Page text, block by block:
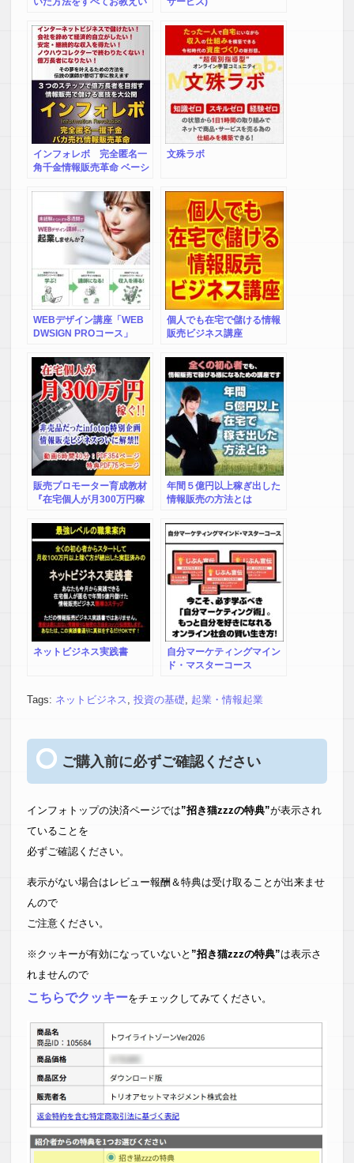
付き。売れる販売者育成マ
ニュアル
インフォレボ 完全匿名一
角千金情報販売革命 ベーシ
文殊ラボ
WEBデザイン講座「WEB
DWSIGN PROコース」
個人でも在宅で儲ける情報
販売ビジネス講座
販売プロモーター育成教材
『在宅個人が月300万円稼
で稼ぐ元infotop特別企画の
極秘非売品商材がついに解
禁！他人のコンテンツを再
プロモートして共同販売し
ます。販売利益率は50％
～！自分の教材が無くても
infotopで稼ぐことが可能な
特殊ビジネスです！
年間５億円以上稼ぎ出した
情報販売の方法とは
ネットビジネス実践書
自分マーケティングマイン
ド・マスターコース
Tags: ネットビジネス, 投資の基礎, 起業・情報起業
ご購入前に必ずご確認ください
インフォトップの決済ページでは”招き猫zzzの特典”が表示され
ていることを
必ずご確認ください。
表示がない場合はレビュー報酬＆特典は受け取ることが出来ませ
んので
ご注意ください。
※クッキーが有効になっていないと ”招き猫zzzの特典”は表示さ
れませんので
こちらでクッキーをチェックしてみてください。